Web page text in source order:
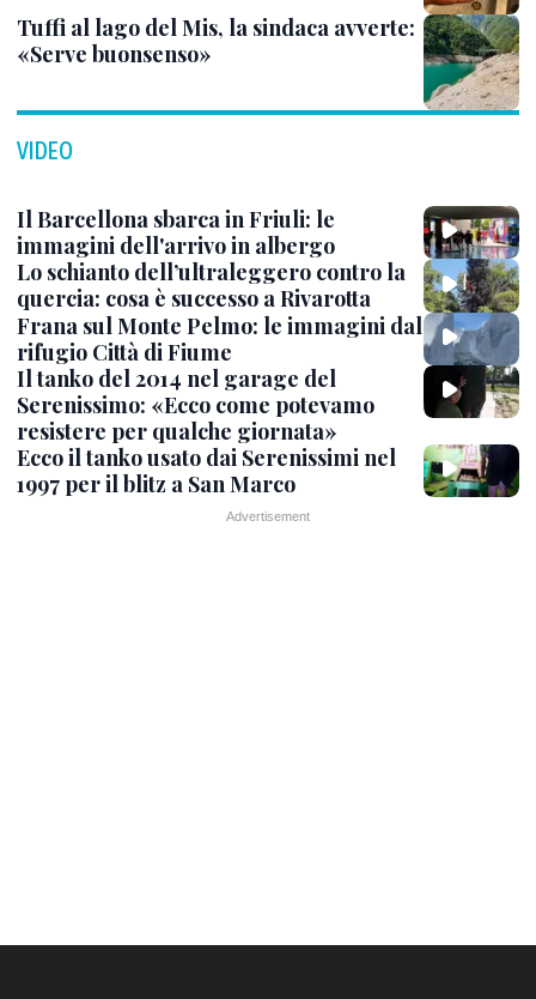
Tuffi al lago del Mis, la sindaca avverte:
«Serve buonsenso»
VIDEO
Il Barcellona sbarca in Friuli: le
immagini dell'arrivo in albergo
Lo schianto dell’ultraleggero contro la
quercia: cosa è successo a Rivarotta
Frana sul Monte Pelmo: le immagini dal
rifugio Città di Fiume
Il tanko del 2014 nel garage del
Serenissimo: «Ecco come potevamo
resistere per qualche giornata»
Ecco il tanko usato dai Serenissimi nel
1997 per il blitz a San Marco